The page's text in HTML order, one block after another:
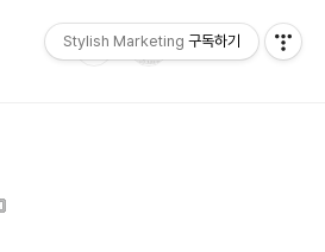
Stylish Marketing 구독하기